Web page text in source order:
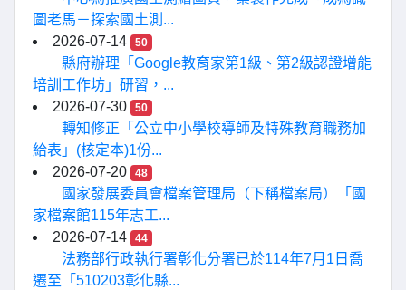
圖老馬－探索國土測...
2026-07-14
50
縣府辦理「Google教育家第1級、第2級認證增能
培訓工作坊」研習，...
2026-07-30
50
轉知修正「公立中小學校導師及特殊教育職務加
給表」(核定本)1份...
2026-07-20
48
國家發展委員會檔案管理局（下稱檔案局）「國
家檔案館115年志工...
2026-07-14
44
法務部行政執行署彰化分署已於114年7月1日喬
遷至「510203彰化縣...